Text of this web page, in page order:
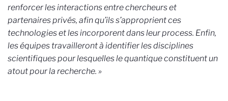
renforcer les interactions entre chercheurs et
partenaires privés, afin qu’ils s’approprient ces
technologies et les incorporent dans leur process. Enfin,
les équipes travailleront à identifier les disciplines
scientifiques pour lesquelles le quantique constituent un
atout pour la recherche. »